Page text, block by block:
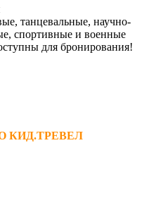
танцевальные, научно-
спортивные и военные
для бронирования!
КИД.ТРЕВЕЛ